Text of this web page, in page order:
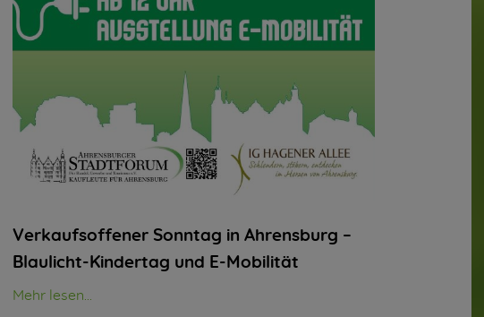
Verkaufsoffener Sonntag in Ahrensburg –
Blaulicht-Kindertag und E-Mobilität
Mehr lesen...